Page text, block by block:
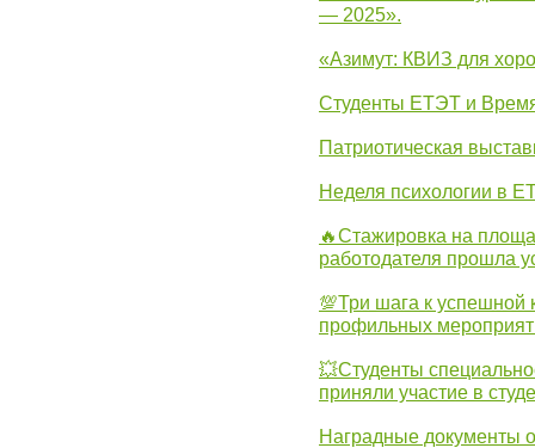
— 2025».
«Азимут: КВИЗ для
Студенты ЕТЭТ и
Патриотическая
Неделя психологии в
🔥Стажировка на
работодателя прошла
💯Три шага к успешной
профильных
💥Студенты
приняли участие в
Наградные документы